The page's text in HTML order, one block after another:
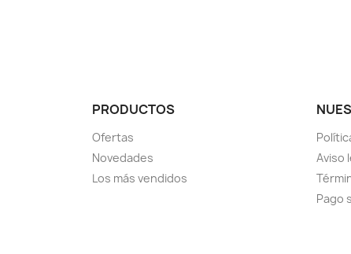
PRODUCTOS
Ofertas
Novedades
Los más vendidos
Aviso
Pago